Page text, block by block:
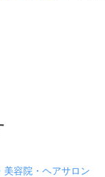
美容院・ヘアサロン